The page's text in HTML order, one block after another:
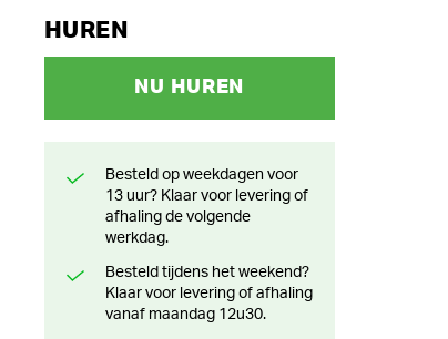
HUREN
NU HUREN
Besteld op weekdagen voor
13 uur? Klaar voor levering of
afhaling de volgende
werkdag.
Besteld tijdens het weekend?
Klaar voor levering of afhaling
vanaf maandag 12u30.